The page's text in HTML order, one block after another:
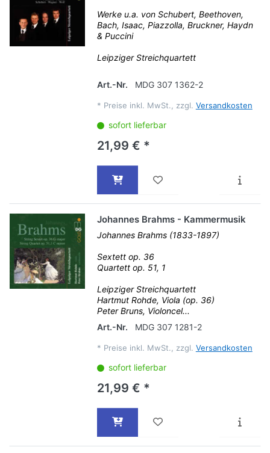
Werke u.a. von Schubert, Beethoven,
Bach, Isaac, Piazzolla, Bruckner, Haydn
& Puccini
Leipziger Streichquartett
Art.-Nr. MDG 307 1362-2
* Preise inkl. MwSt., zzgl. Versandkosten
sofort lieferbar
21,99 € *
Johannes Brahms - Kammermusik
Johannes Brahms (1833-1897)
Sextett op. 36
Quartett op. 51, 1
Leipziger Streichquartett
Hartmut Rohde, Viola (op. 36)
Peter Bruns, Violoncel...
Art.-Nr.
MDG 307 1281-2
* Preise inkl. MwSt., zzgl. Versandkosten
sofort lieferbar
21,99 € *